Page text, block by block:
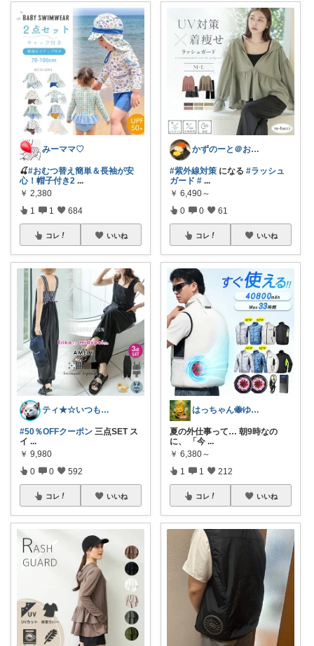
みーママ♡
🍒#おむつ替え簡単＆長袖が安
心！帽子付き2 ...
￥ 2,380
1 1 684
コレ いいね
ティ★☆いつもありがとうございます♪☆★
#50％OFFクーポン 三点SET ス
イ ...
￥ 9,980
0 0 592
コレ いいね
かずのーと＠お得な春夏コーデ🌸
#紫外線対策 になる #ラッシュ
ガード # ...
￥ 6,490～
0 0 61
コレ いいね
はっちゃん🐝ゆるレビュー
夏の外仕事って… 朝9時なの
に、 「今 ...
￥ 6,380～
1 1 212
コレ いいね